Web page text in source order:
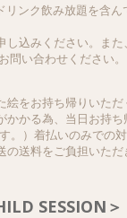
ンク飲み放題を含
込みください。ま
問い合わせください。
絵をお持ち帰りいた
かかる為、当日お持
。）着払いのみで
送料をご負担いただ
SESSION＞